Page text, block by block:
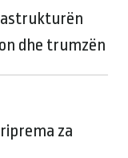
dhe trumzën
za